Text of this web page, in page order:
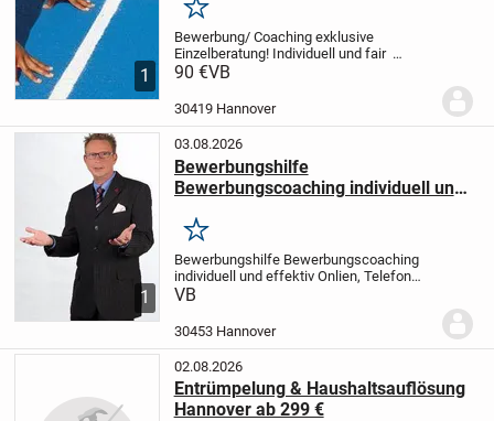
1
Merken
Bewerbung/ Coaching exklusive
Einzelberatung! Individuell und fair
Individuelles Einzelcoaching und Beratung
Vorgehensweise und Inhalte werden
90 €VB
30419 Hannover
1
03.08.2026
Bewerbungshilfe
Bewerbungscoaching individuell und
Merken
Bewerbungshilfe Bewerbungscoaching
individuell und effektiv Onlien, Telefon
und via Video oder ähnlich. Individuelle
und Vorgehen erfragen.
VB
30453 Hannover
02.08.2026
Entrümpelung & Haushaltsauflösung
Hannover ab 299 €